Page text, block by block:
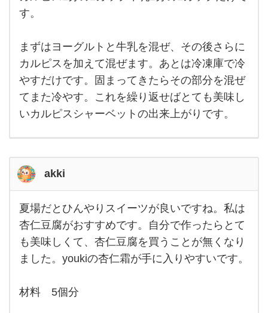
じの
デザ
です
が、
私は
よく
カル
ピス
シャ
ーベ
す。
まずはヨーグルトと牛乳を混ぜ、その後さらに
カルピスを加えて混ぜます。あとは冷凍庫で冷
やすだけです。固まってきたらその部分を混ぜ
てまた冷やす。これを繰り返せばとても美味し
いカルピスシャーベットの出来上がりです。
akki
夏場
だと
ひん
やり
スイ
ーツ
す
ね。
夏場だとひんやりスイーツが良いですね。私は
杏仁豆腐がおすすめです。自分で作ったらとて
も美味しくて、杏仁豆腐を買うことが無くなり
ました。youkiの杏仁霜が手に入りやすいです。
材料 5個分